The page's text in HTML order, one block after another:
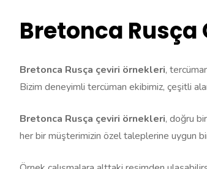
Bretonca
Bretonca Rusça çeviri örnekleri,
Bizim deneyimli tercüman ekibimiz, çeşitli
Bretonca Rusça çeviri örnekleri, doğru
her bir müşterimizin özel taleplerine uygun